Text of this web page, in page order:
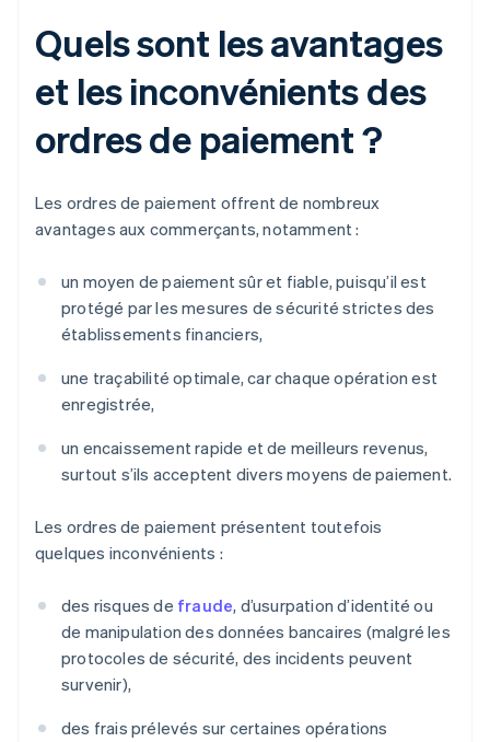
Quels sont les avantages
et les inconvénients des
ordres de paiement ?
Les ordres de paiement offrent de nombreux
avantages aux commerçants, notamment :
un moyen de paiement sûr et fiable, puisqu’il est
protégé par les mesures de sécurité strictes des
établissements financiers,
une traçabilité optimale, car chaque opération est
enregistrée,
un encaissement rapide et de meilleurs revenus,
surtout s’ils acceptent divers moyens de paiement.
Les ordres de paiement présentent toutefois
quelques inconvénients :
des risques de fraude, d’usurpation d’identité ou
de manipulation des données bancaires (malgré les
protocoles de sécurité, des incidents peuvent
survenir),
des frais prélevés sur certaines opérations